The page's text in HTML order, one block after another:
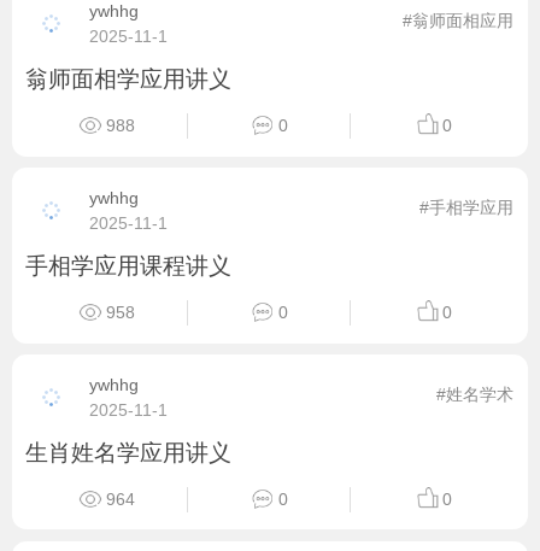
ywhhg
2025-11-1
#翁师面相应用
翁师面相学应用讲义
988 0 0
ywhhg
2025-11-1
#手相学应用
手相学应用课程讲义
958 0 0
ywhhg
2025-11-1
#姓名学术
生肖姓名学应用讲义
964 0 0